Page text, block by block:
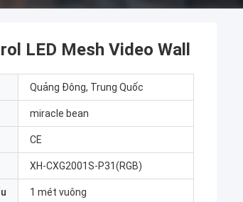
LED Mesh Video Wall
Quảng Đông, Trung Quốc
miracle bean
CE
XH-CXG2001S-P31(RGB)
1 mét vuông